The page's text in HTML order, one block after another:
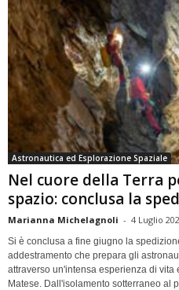
Astronautica ed Esplorazione Spaziale
Nel cuore della Terra
spazio: conclusa la
Marianna Michelagnoli - 4 Luglio
Si è conclusa a fine giugno la
addestramento che prepara gli
attraverso un'intensa esperienza di
Matese. Dall'isolamento sotterraneo al